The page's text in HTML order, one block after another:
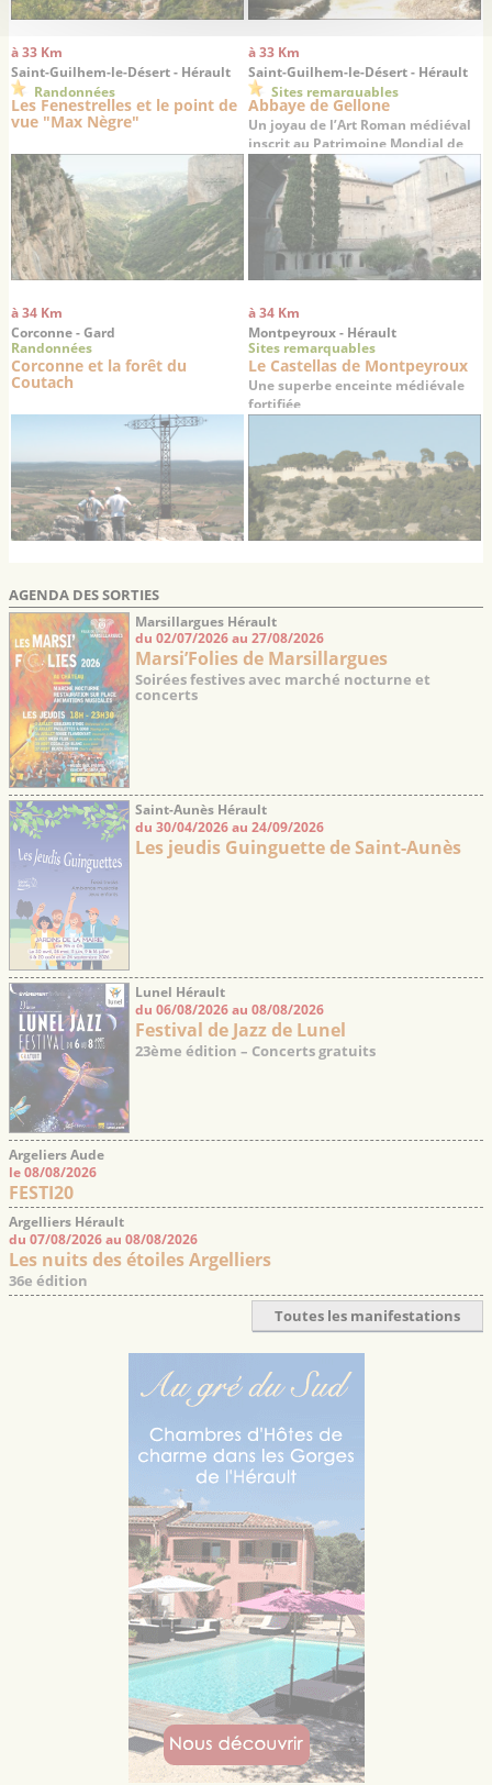
à 33 Km
Saint-Guilhem-le-Désert - Hérault
Randonnées
Les Fenestrelles et le point de
vue "Max Nègre"
à 33 Km
Saint-Guilhem-le-Désert - Hérault
Sites remarquables
Abbaye de Gellone
Un joyau de l’Art Roman médiéval
inscrit au Patrimoine Mondial de
l’UNESCO
à 34 Km
Corconne - Gard
Randonnées
Corconne et la forêt du
Coutach
à 34 Km
Montpeyroux - Hérault
Sites remarquables
Le Castellas de Montpeyroux
Une superbe enceinte médiévale
fortifiée
AGENDA DES SORTIES
Marsillargues Hérault
du 02/07/2026 au 27/08/2026
Marsi’Folies de Marsillargues
Soirées festives avec marché nocturne et
concerts
Saint-Aunès Hérault
du 30/04/2026 au 24/09/2026
Les jeudis Guinguette de Saint-Aunès
Lunel Hérault
du 06/08/2026 au 08/08/2026
Festival de Jazz de Lunel
23ème édition – Concerts gratuits
Argeliers Aude
le 08/08/2026
FESTI20
Argelliers Hérault
du 07/08/2026 au 08/08/2026
Les nuits des étoiles Argelliers
36e édition
Toutes les manifestations